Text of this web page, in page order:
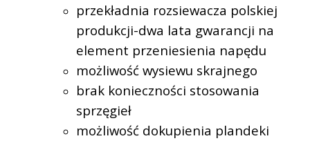
przekładnia rozsiewacza polskiej
produkcji-dwa lata gwarancji na
element przeniesienia napędu
możliwość wysiewu skrajnego
brak konieczności stosowania
sprzęgieł
możliwość dokupienia plandeki